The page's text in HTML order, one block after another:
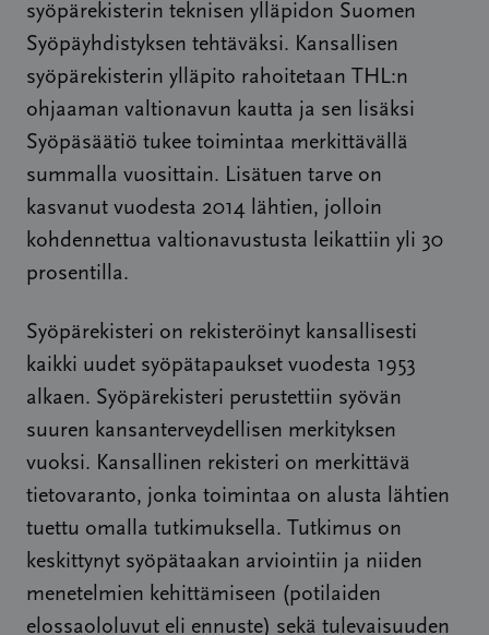
syöpärekisterin teknisen ylläpidon Suomen
Syöpäyhdistyksen tehtäväksi. Kansallisen
syöpärekisterin ylläpito rahoitetaan THL:n
ohjaaman valtionavun kautta ja sen lisäksi
Syöpäsäätiö tukee toimintaa merkittävällä
summalla vuosittain. Lisätuen tarve on
kasvanut vuodesta 2014 lähtien, jolloin
kohdennettua valtionavustusta leikattiin yli 30
prosentilla.
Syöpärekisteri on rekisteröinyt kansallisesti
kaikki uudet syöpätapaukset vuodesta 1953
alkaen. Syöpärekisteri perustettiin syövän
suuren kansanterveydellisen merkityksen
vuoksi. Kansallinen rekisteri on merkittävä
tietovaranto, jonka toimintaa on alusta lähtien
tuettu omalla tutkimuksella. Tutkimus on
keskittynyt syöpätaakan arviointiin ja niiden
menetelmien kehittämiseen (potilaiden
elossaololuvut eli ennuste) sekä tulevaisuuden